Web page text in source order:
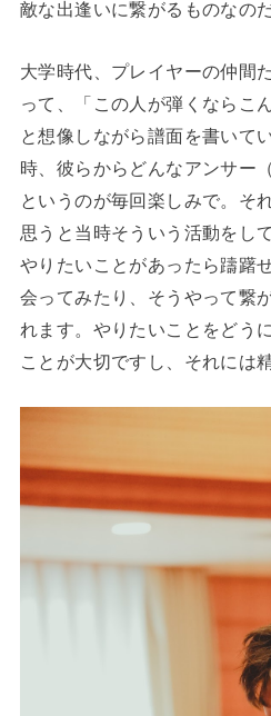
敵な出逢いに繋がるものなの
大学時代、プレイヤーの仲間
って、「この人が弾くならこ
と想像しながら譜面を書いて
時、彼らからどんなアンサー
というのが毎回楽しみで。そ
思うと当時そういう活動をし
やりたいことがあったら躊躇
会ってみたり、そうやって繋
れます。やりたいことをどう
ことが大切ですし、それには